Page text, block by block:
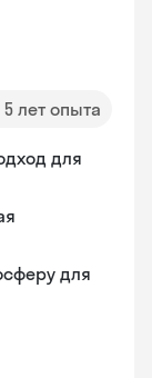
5 лет опыта
для
для